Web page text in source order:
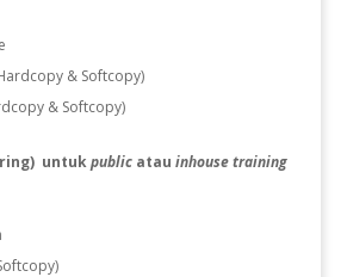
& Softcopy)
& Softcopy)
untukpublic atau inhouse training